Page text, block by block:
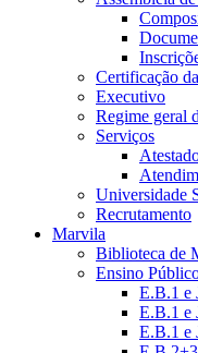
Certificação
Executivo
Regime geral
Serviços
Universidade
Recrutamento
Marvila
Biblioteca de
Ensino
E.B.1 e
E.B.1 e
E.B.1 e